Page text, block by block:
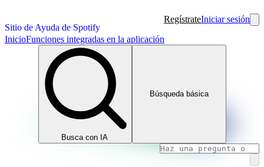
Sitio de Ayuda de Spotify
RegístrateIniciar sesión
InicioFunciones integradas en la aplicación
Busca con IA
Búsqueda básica